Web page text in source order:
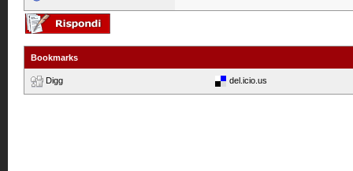
Bookmarks
Digg del.icio.us